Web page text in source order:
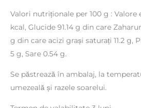
Valori nutriționale per 100 g : Valore
kcal, Glucide 91.14 g din care
g din care acizi grași saturați 11.2 g,
5 g, Sare 0.54 g.
Se păstrează în ambalaj, la
umezeală și razele soarelui.